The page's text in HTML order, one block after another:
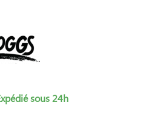
sous 24h